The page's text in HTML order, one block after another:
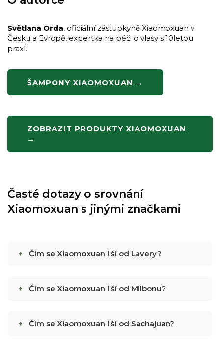
Světlana Orda, oficiální zástupkyně Xiaomoxuan v
Česku a Evropě, expertka na péči o vlasy s 10letou
praxí.
ŠAMPONY XIAOMOXUAN →
ZOBRAZIT PRODUKTY XIAOMOXUAN
→
Časté dotazy o srovnání
Xiaomoxuan s jinými značkami
Čím se Xiaomoxuan liší od Lavery?
Čím se Xiaomoxuan liší od Milbonu?
Čím se Xiaomoxuan liší od Sachajuan?